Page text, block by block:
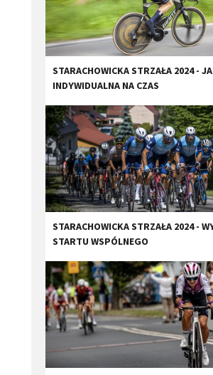
STARACHOWICKA STRZAŁA 2024 -
INDYWIDUALNA NA CZAS
STARACHOWICKA STRZAŁA 2024 -
STARTU WSPÓLNEGO